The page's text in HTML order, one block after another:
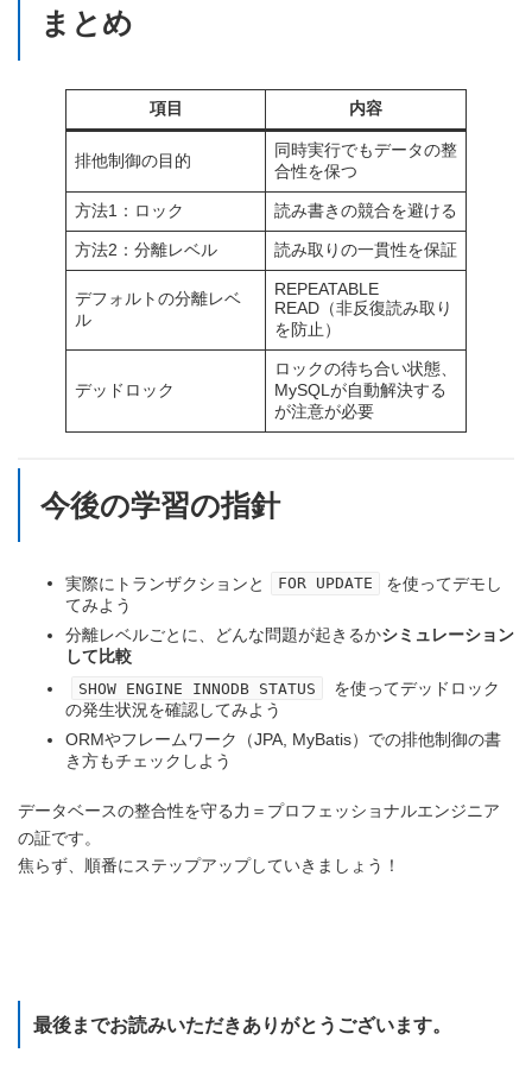
まとめ
項目 内容
排他制御の目的
同時実行でもデータの整
合性を保つ
方法1：ロック 読み書きの競合を避ける
方法2：分離レベル 読み取りの一貫性を保証
デフォルトの分離レベ
ル
REPEATABLE
READ（非反復読み取り
を防止）
デッドロック
ロックの待ち合い状態、
MySQLが自動解決する
が注意が必要
今後の学習の指針
実際にトランザクションと FOR UPDATE
を使ってデモし
てみよう
分離レベルごとに、どんな問題が起きるかシミュレーション
して比較
SHOW ENGINE INNODB STATUS
を使ってデッドロック
の発生状況を確認してみよう
ORMやフレームワーク（JPA, MyBatis）での排他制御の書
き方もチェックしよう
データベースの整合性を守る力＝プロフェッショナルエンジニア
の証です。
焦らず、順番にステップアップしていきましょう！
最後までお読みいただきありがとうございます。